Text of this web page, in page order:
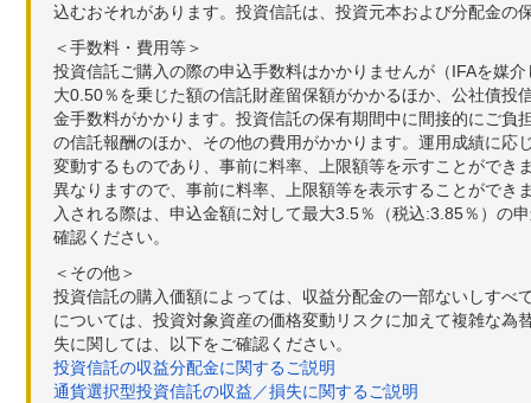
込むおそれがあります。投資信託は、投資元本および分配金の
＜手数料・費用等＞
投資信託ご購入の際の申込手数料はかかりませんが（IFAを媒
大0.50％を乗じた額の信託財産留保額がかかるほか、公社債
金手数料がかかります。投資信託の保有期間中に間接的にご
の信託報酬のほか、その他の費用がかかります。運用成績に
変動するものであり、事前に料率、上限額等を示すことがで
異なりますので、事前に料率、上限額等を表示することがで
入される際は、申込金額に対して最大3.5％（税込:3.85％）の
確認ください。
＜その他＞
投資信託の購入価額によっては、収益分配金の一部ないしす
については、投資対象資産の価格変動リスクに加えて複雑な
失に関しては、以下をご確認ください。
投資信託の収益分配金に関するご説明
通貨選択型投資信託の収益／損失に関するご説明